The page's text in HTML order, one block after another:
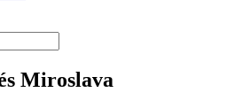
Miroslava